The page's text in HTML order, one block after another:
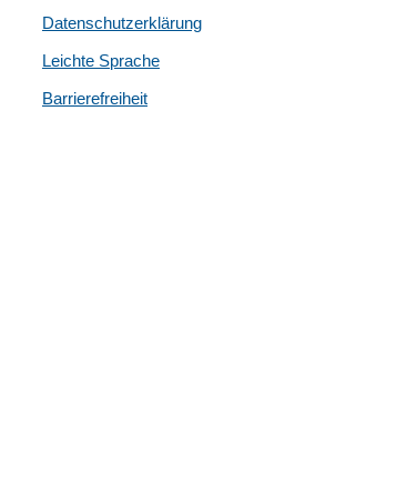
Datenschutzerklärung
Leichte Sprache
Barrierefreiheit